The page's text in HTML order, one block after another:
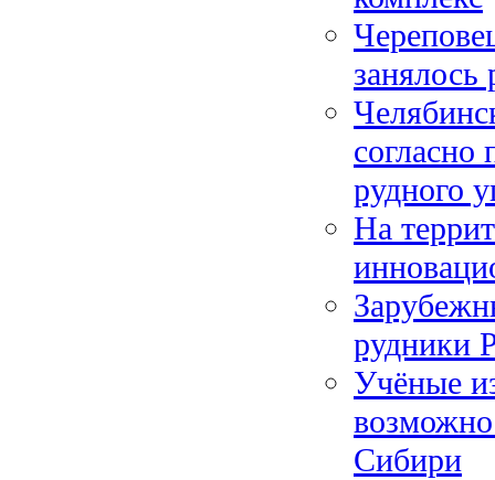
занялось
согласно
рудного
На
рудники
Учёные
Сибири